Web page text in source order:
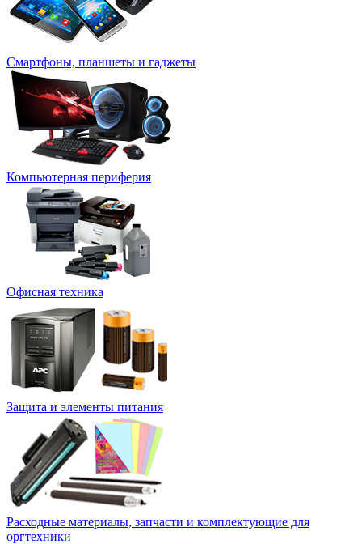
Смартфоны, планшеты и гаджеты
Компьютерная периферия
Офисная техника
Защита и элементы питания
Расходные материалы, запчасти и комплектующие для
оргтехники